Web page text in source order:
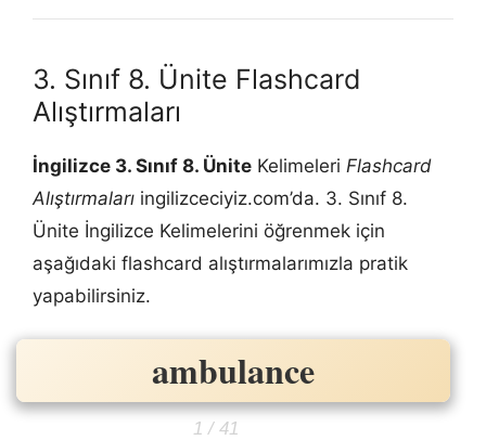
3. Sınıf 8. Ünite Flashcard
Alıştırmaları
İngilizce 3. Sınıf 8. Ünite Kelimeleri Flashcard
Alıştırmaları ingilizceciyiz.com’da. 3. Sınıf 8.
Ünite İngilizce Kelimelerini öğrenmek için
aşağıdaki flashcard alıştırmalarımızla pratik
yapabilirsiniz.
ambulance
ambulans
1 / 41